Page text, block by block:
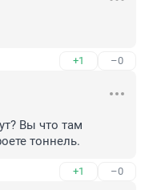
+1 –0
Вы что там
тоннель.
+1 –0